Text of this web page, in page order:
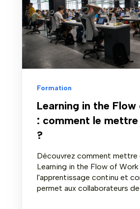
Formation
Learning in the
: comment le mettre
?
Découvrez comment mettre
Learning in the Flow of Work
l'apprentissage continu et
permet aux collaborateurs